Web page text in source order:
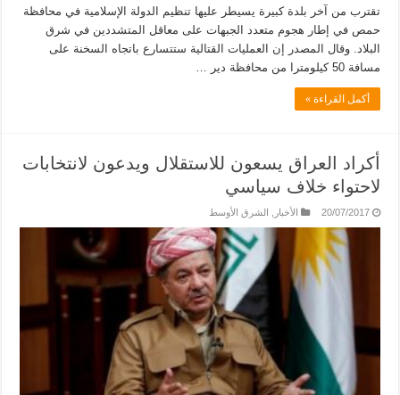
تقترب من آخر بلدة كبيرة يسيطر عليها تنظيم الدولة الإسلامية في محافظة
حمص في إطار هجوم متعدد الجبهات على معاقل المتشددين في شرق
البلاد. وقال المصدر إن العمليات القتالية ستتسارع باتجاه السخنة على
مسافة 50 كيلومترا من محافظة دير …
أكمل القراءة »
أكراد العراق يسعون للاستقلال ويدعون لانتخابات
لاحتواء خلاف سياسي
20/07/2017 الأخبار الشرق الأوسط